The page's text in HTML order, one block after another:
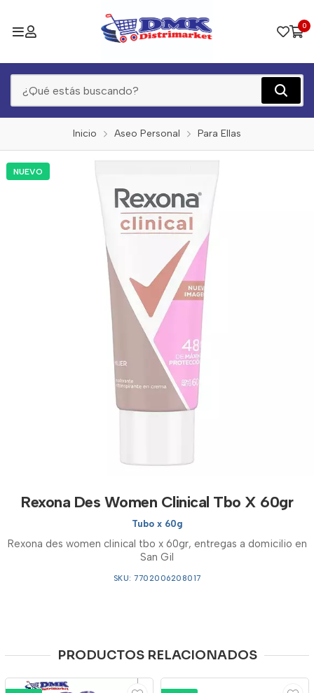
0
Inicio Aseo Personal Para Ellas
NUEVO
Rexona Des Women Clinical Tbo X 60gr
Tubo x 60g
Rexona des women clinical tbo x 60gr, entregas a domicilio en
San Gil
SKU: 7702006208017
PRODUCTOS RELACIONADOS